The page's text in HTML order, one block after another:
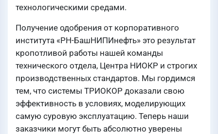
технологическими средами.
Получение одобрения от корпоративного
института «РН-БашНИПИнефть» это результат
кропотливой работы нашей команды
технического отдела, Центра НИОКР и строгих
производственных стандартов. Мы гордимся
тем, что системы ТРИОКОР доказали свою
эффективность в условиях, моделирующих
самую суровую эксплуатацию. Теперь наши
заказчики могут быть абсолютно уверены